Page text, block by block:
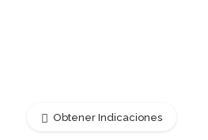
Obtener Indicaciones